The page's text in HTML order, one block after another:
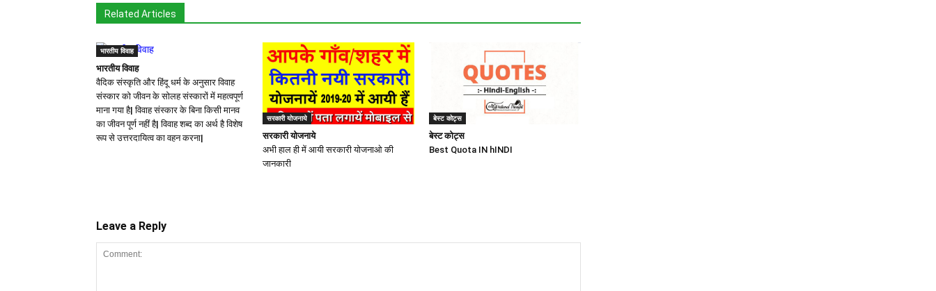
Related Articles
भारतीय विवाह
भारतीय विवाह
वैदिक संस्कृति और हिंदू धर्म के अनुसार विवाह
संस्कार को जीवन के सोलह संस्कारों में महत्वपूर्ण
माना गया है| विवाह संस्कार के बिना किसी मानव
का जीवन पूर्ण नहीं है| विवाह शब्द का अर्थ है विशेष
रूप से उत्तरदायित्व का वहन करना|
सरकारी योजनाये
सरकारी योजनाये
अभी हाल ही में आयी सरकारी योजनाओ की
जानकारी
बेस्ट कोट्स
बेस्ट कोट्स
Best Quota IN hINDI
Leave a Reply